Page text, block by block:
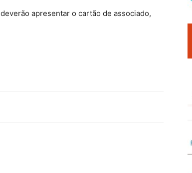
deverão apresentar o cartão de associado,